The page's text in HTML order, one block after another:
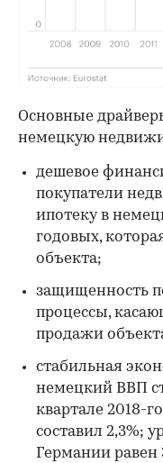
Основные
немецкую
дешевое
покупатели
ипотеку в
годовых,
объекта;
защищенность
процессы,
продажи
стабильная
немецкий ВВП
квартале 2018-
составил 2,3%;
Германии равен